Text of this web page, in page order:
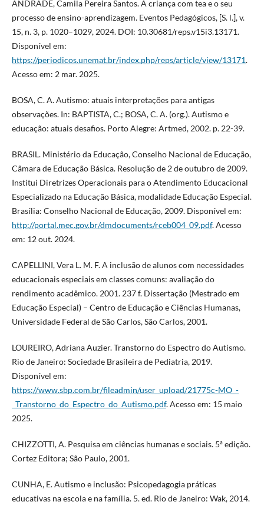
ANDRADE, Camila Pereira Santos. A criança com tea e o seu
processo de ensino-aprendizagem. Eventos Pedagógicos, [S. l.], v.
15, n. 3, p. 1020–1029, 2024. DOI: 10.30681/reps.v15i3.13171.
Disponível em:
https://periodicos.unemat.br/index.php/reps/article/view/13171.
Acesso em: 2 mar. 2025.
BOSA, C. A. Autismo: atuais interpretações para antigas
observações. In: BAPTISTA, C.; BOSA, C. A. (org.). Autismo e
educação: atuais desafios. Porto Alegre: Artmed, 2002. p. 22-39.
BRASIL. Ministério da Educação, Conselho Nacional de Educação,
Câmara de Educação Básica. Resolução de 2 de outubro de 2009.
Institui Diretrizes Operacionais para o Atendimento Educacional
Especializado na Educação Básica, modalidade Educação Especial.
Brasília: Conselho Nacional de Educação, 2009. Disponível em:
http://portal.mec.gov.br/dmdocuments/rceb004_09.pdf. Acesso
em: 12 out. 2024.
CAPELLINI, Vera L. M. F. A inclusão de alunos com necessidades
educacionais especiais em classes comuns: avaliação do
rendimento acadêmico. 2001. 237 f. Dissertação (Mestrado em
Educação Especial) – Centro de Educação e Ciências Humanas,
Universidade Federal de São Carlos, São Carlos, 2001.
LOUREIRO, Adriana Auzier. Transtorno do Espectro do Autismo.
Rio de Janeiro: Sociedade Brasileira de Pediatria, 2019.
Disponível em:
https://www.sbp.com.br/fileadmin/user_upload/21775c-MO_-
_Transtorno_do_Espectro_do_Autismo.pdf. Acesso em: 15 maio
2025.
CHIZZOTTI, A. Pesquisa em ciências humanas e sociais. 5ª edição.
Cortez Editora; São Paulo, 2001.
CUNHA, E. Autismo e inclusão: Psicopedagogia práticas
educativas na escola e na família. 5. ed. Rio de Janeiro: Wak, 2014.